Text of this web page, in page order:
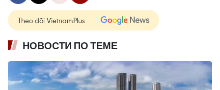
Theo dõi VietnamPlus
НОВОСТИ ПО ТЕМЕ